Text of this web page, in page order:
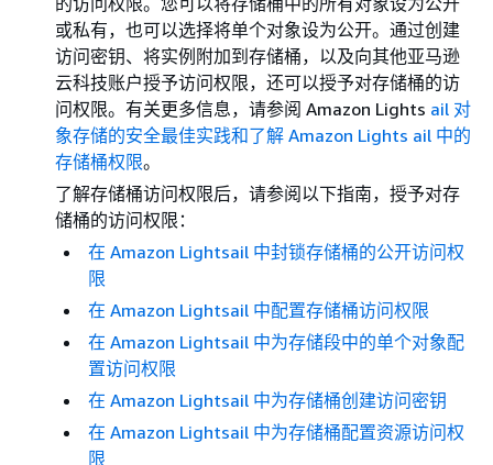
或私有，也可以选择将单个对象设为公开。通过创建
访问密钥、将实例附加到存储桶，以及向其他亚马逊
云科技账户授予访问权限，还可以授予对存储桶的访
问权限。有关更多信息，请参阅 Amazon Lights ail 对
象存储的安全最佳实践和了解 Amazon Lights ail 中的
存储桶权限。
了解存储桶访问权限后，请参阅以下指南，授予对存
储桶的访问权限：
在 Amazon Lightsail 中封锁存储桶的公开访问权
限
在 Amazon Lightsail 中配置存储桶访问权限
在 Amazon Lightsail 中为存储段中的单个对象配
置访问权限
在 Amazon Lightsail 中为存储桶创建访问密钥
在 Amazon Lightsail 中为存储桶配置资源访问权
限